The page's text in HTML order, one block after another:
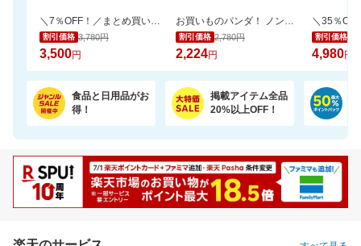
＼7％OFF！／まとめ買いに！ネピア トイレットペーパー 72ロール
割引価格 3,780円
3,500円
お買いものパンダ！ ノンアルコール 除菌ウェットシート 60枚 24個
割引価格 2,780円
2,224円
割引価格
4,980円
食品と日用品がお
得！
掲載アイテム全品
20%以上OFF！